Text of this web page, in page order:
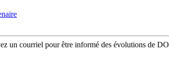
un courriel pour être informé des évolutions de